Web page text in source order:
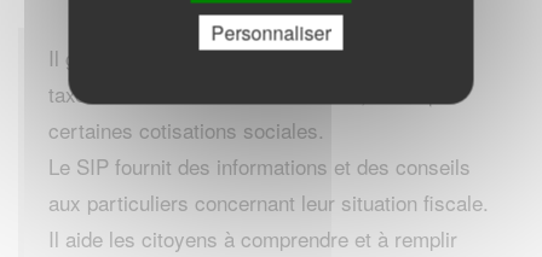
Il gère également les impôts locaux, comme la
taxe d'habitation et la taxe foncière, ainsi que
certaines cotisations sociales.
Le SIP fournit des informations et des conseils
aux particuliers concernant leur situation fiscale.
Il aide les citoyens à comprendre et à remplir
Personnaliser